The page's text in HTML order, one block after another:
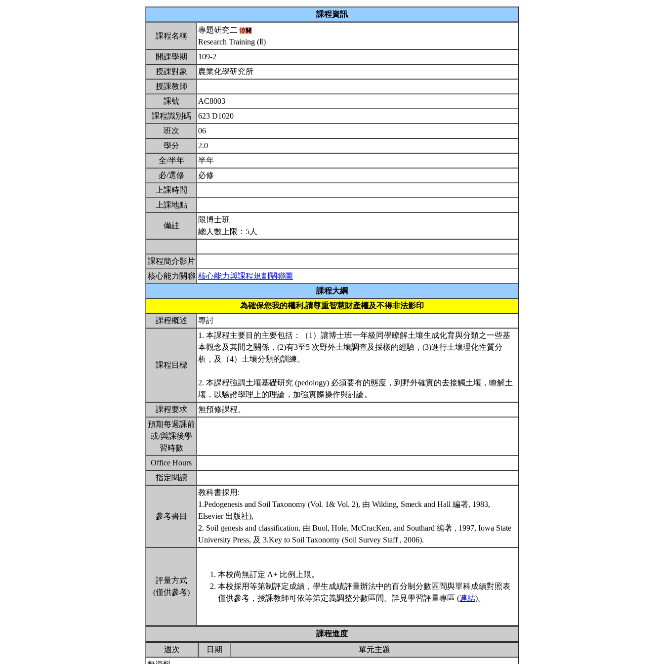
課程資訊
課程名稱
專題研究二
Research Training (Ⅱ)
開課學期
109-2
授課對象
農業化學研究所
授課教師
課號
AC8003
課程識別碼
623 D1020
班次
06
學分
2.0
全/半年
半年
必/選修
必修
上課時間
上課地點
備註
限博士班
總人數上限：5人
課程簡介影片
核心能力關聯 核心能力與課程規劃關聯圖
課程大綱
為確保您我的權利,請尊重智慧財產權及不得非法影印
課程概述
專討
課程目標
1. 本課程主要目的主要包括：（1）讓博士班一年級同學瞭解土壤生成化育與分類之一些基
本觀念及其間之關係，(2)有3至5 次野外土壤調查及採樣的經驗，(3)進行土壤理化性質分
析，及（4）土壤分類的訓練。
2. 本課程強調土壤基礎研究 (pedology) 必須要有的態度，到野外確實的去接觸土壤，瞭解土
壤，以驗證學理上的理論，加強實際操作與討論。
課程要求
無預修課程。
預期每週課前
或/與課後學
習時數
Office Hours
指定閱讀
參考書目
教科書採用:
1.Pedogenesis and Soil Taxonomy (Vol. 1& Vol. 2), 由 Wilding, Smeck and Hall 編著, 1983,
Elsevier 出版社),
2. Soil genesis and classification, 由 Buol, Hole, McCracKen, and Southard 編著 , 1997, Iowa State
University Press, 及 3.Key to Soil Taxonomy (Soil Survey Staff , 2006).
評量方式
(僅供參考)
本校尚無訂定 A+ 比例上限。
本校採用等第制評定成績，學生成績評量辦法中的百分制分數區間與單科成績對照表
僅供參考，授課教師可依等第定義調整分數區間。詳見學習評量專區 (連結)。
課程進度
週次
日期
單元主題